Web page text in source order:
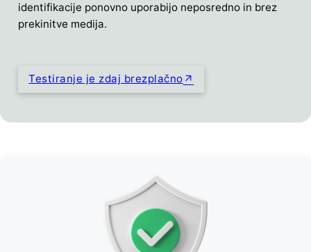
identifikacije ponovno uporabijo neposredno in brez
prekinitve medija.
Testiranje je zdaj brezplačno